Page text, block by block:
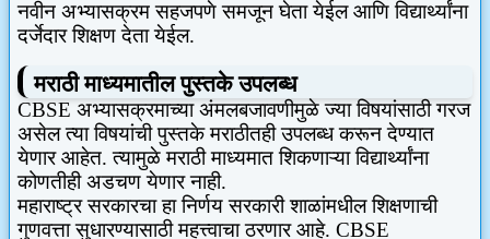
नवीन अभ्यासक्रम सहजपणे समजून घेता येईल आणि विद्यार्थ्यांना
दर्जेदार शिक्षण देता येईल.
मराठी माध्यमातील पुस्तके उपलब्ध
CBSE अभ्यासक्रमाच्या अंमलबजावणीमुळे ज्या विषयांसाठी गरज
असेल त्या विषयांची पुस्तके मराठीतही उपलब्ध करून देण्यात
येणार आहेत. त्यामुळे मराठी माध्यमात शिकणाऱ्या विद्यार्थ्यांना
कोणतीही अडचण येणार नाही.
महाराष्ट्र सरकारचा हा निर्णय सरकारी शाळांमधील शिक्षणाची
गुणवत्ता सुधारण्यासाठी महत्त्वाचा ठरणार आहे. CBSE